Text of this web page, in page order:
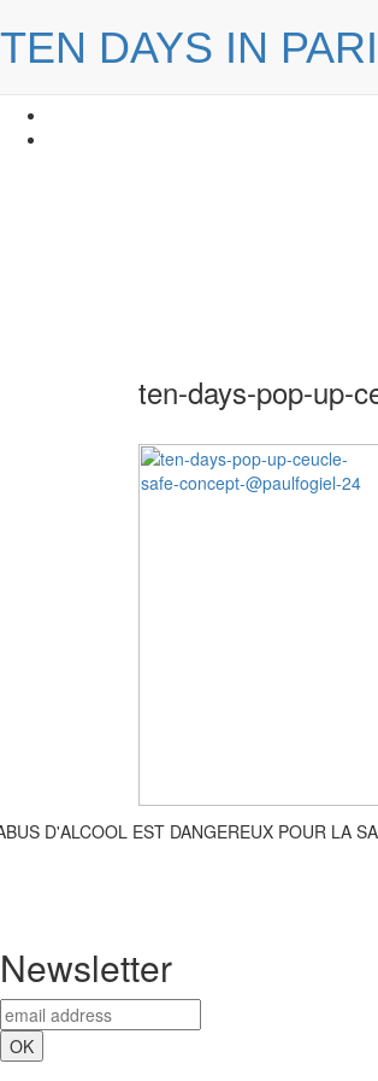
TEN DAYS IN
ten-days-pop-up-
D'ALCOOL EST DANGEREUX POUR LA
Newsletter